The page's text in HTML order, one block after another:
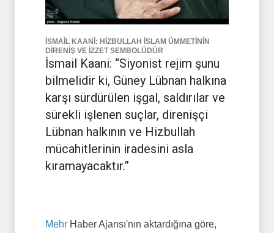
İSMAİL KAANİ: HİZBULLAH İSLAM ÜMMETİNİN
DİRENİŞ VE İZZET SEMBOLÜDÜR
İsmail Kaani: “Siyonist rejim şunu
bilmelidir ki, Güney Lübnan halkına
karşı sürdürülen işgal, saldırılar ve
sürekli işlenen suçlar, direnişçi
Lübnan halkının ve Hizbullah
mücahitlerinin iradesini asla
kıramayacaktır.”
Mehr Haber Ajansı'nın aktardığına göre,